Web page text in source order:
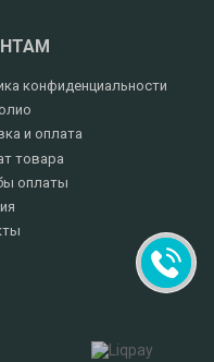
конфиденциальности
и оплата
товара
оплаты